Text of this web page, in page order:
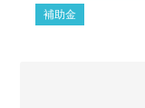
補助金